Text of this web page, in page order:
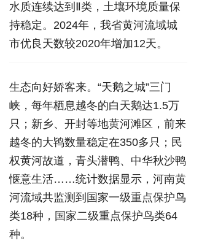
水质连续达到Ⅱ类，土壤环境质量保
持稳定。2024年，我省黄河流域城
市优良天数较2020年增加12天。
生态向好娇客来。“天鹅之城”三门
峡，每年栖息越冬的白天鹅达1.5万
只；新乡、开封等地黄河滩区，前来
越冬的大鸨数量稳定在350多只；民
权黄河故道，青头潜鸭、中华秋沙鸭
惬意生活……统计数据显示，河南黄
河流域共监测到国家一级重点保护鸟
类18种，国家二级重点保护鸟类64
种。